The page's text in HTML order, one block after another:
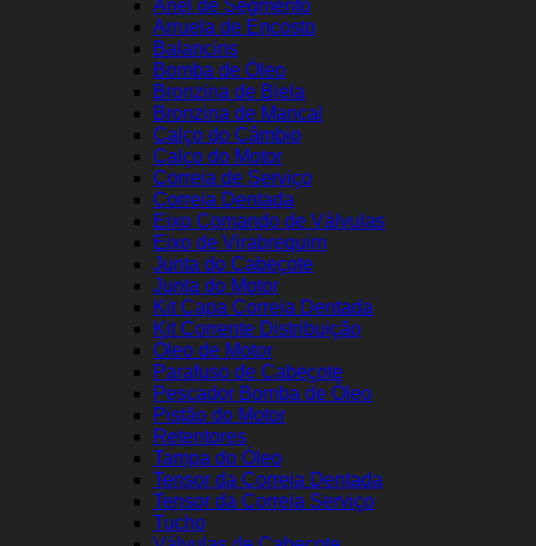
Anel de Segmento
Arruela de Encosto
Balancins
Bomba de Óleo
Bronzina de Biela
Bronzina de Mancal
Calço do Câmbio
Calço do Motor
Correia de Serviço
Correia Dentada
Eixo Comando de Válvulas
Eixo de Virabrequim
Junta do Cabeçote
Junta do Motor
Kit Capa Correia Dentada
Kit Corrente Distribuição
Óleo de Motor
Parafuso de Cabeçote
Pescador Bomba de Óleo
Pistão do Motor
Retentores
Tampa do Óleo
Tensor da Correia Dentada
Tensor da Correia Serviço
Tucho